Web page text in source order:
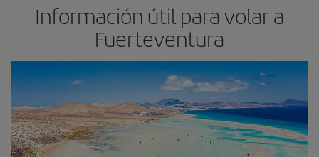
Información útil para volar a
Fuerteventura